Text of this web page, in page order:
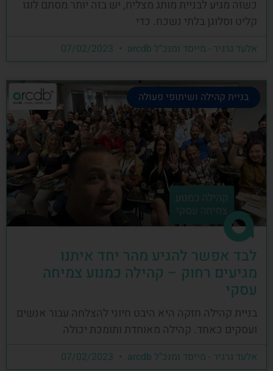
כשזה מגיע לבניית מותג מצליח, יש בזה יותר מסתם לוגו
קליט וסלוגן בלתי נשכח. כדי
אלעד גרגיר - מייסד ומנכ"ל arcdb
בניית קהילה ושיתופי פעולה
לבד אפשר להגיע מהר יחד איתנו
מגיעים רחוק – קהילה כמנוע צמיחה
עסקי
בניית קהילה חזקה היא היבט חיוני להצלחה עבור אנשים
ועסקים כאחד. קהילה מאוחדת ותומכת יכולה
אלעד גרגיר - מייסד ומנכ"ל arcdb